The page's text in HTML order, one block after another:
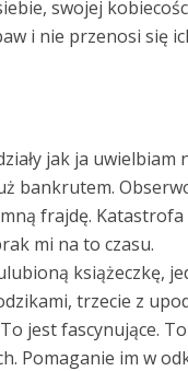
swojej
i nie przenosi się
jak ja uwielbiam
bankrutem.
frajdę.
mi na to czasu.
książeczkę,
trzecie z
jest fascynujące.
Pomaganie im w